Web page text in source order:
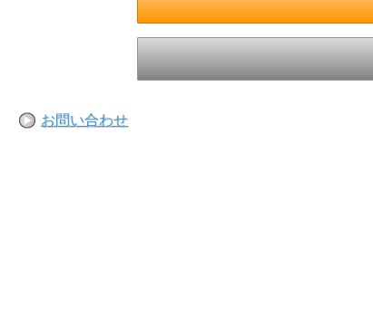
お問い合わせ